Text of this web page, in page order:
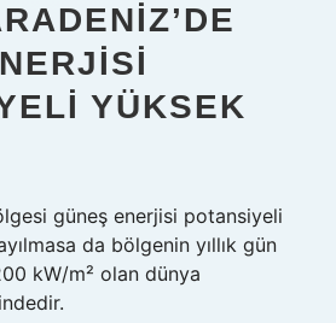
YÜKSEK
güneş enerjisi potansiyeli
da bölgenin yıllık gün
kW/m² olan dünya